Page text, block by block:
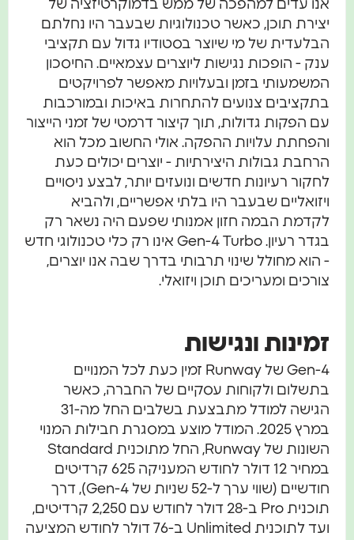
אנו עדים למהפכה של ממש בדמוקרטיזציה של
יצירת תוכן, כאשר טכנולוגיות שבעבר היו נחלתם
הבלעדית של מי שיוצר בסטודיו גדול עם תקציבי
ענק - הופכות נגישות ליוצרים עצמאיים. החיסכון
המשמעותי בזמן ובעלויות מאפשר לפרויקטים
בתקציבים צנועים להתחרות באיכות ובמורכבות
עם הפקות גדולות, תוך קיצור דרמטי של זמני הייצור
והפחתת עלויות ההפקה. אולי החשוב מכל הוא
הרחבת גבולות היצירתיות - יוצרים יכולים כעת
לחקור רעיונות חדשים ונועזים יותר, לבצע ניסויים
ויזואליים שבעבר היו בלתי אפשריים, ולהביא
לקדמת הבמה חזון אמנותי שפעם היה נשאר רק
בגדר רעיון. Gen-4 Turbo אינו רק כלי טכנולוגי חדש
- הוא מחולל שינוי תרבותי בדרך שבה אנו יוצרים,
צורכים ומעריכים תוכן ויזואלי.
זמינות ונגישות
Gen-4 של Runway זמין כעת לכל המנויים
בתשלום ולקוחות עסקיים של החברה, כאשר
הגישה למודל מתבצעת בשלבים החל מה-31
במרץ 2025. המודל מוצע במסגרת חבילות המנוי
השונות של Runway, החל מתוכנית Standard
במחיר 12 דולר לחודש המעניקה 625 קרדיטים
חודשיים (שווי ערך ל-52 שניות של Gen-4), דרך
תוכנית Pro ב-28 דולר לחודש עם 2,250 קרדיטים,
ועד לתוכנית Unlimited ב-76 דולר לחודש המציעה